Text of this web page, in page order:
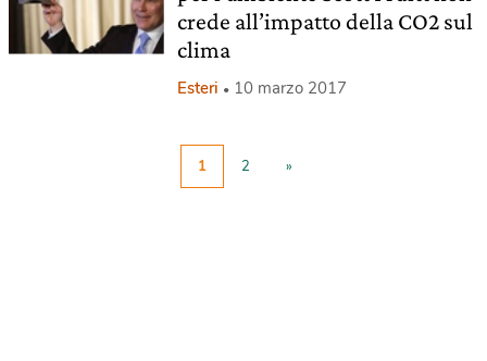
crede all’impatto della CO2 sul
clima
Esteri 10 marzo 2017
1 2 »